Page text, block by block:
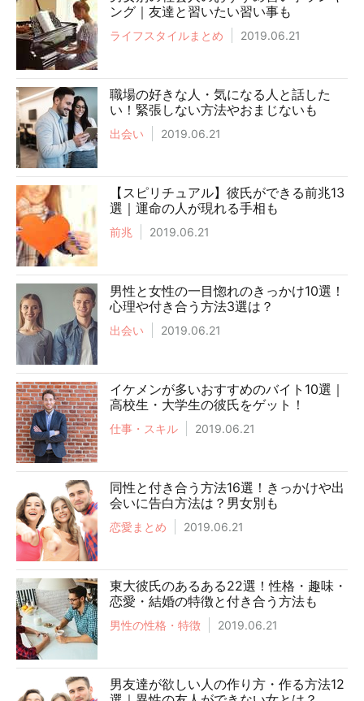
ング｜友達と習いたい習い事も
ライフスタイルまとめ 2019.06.21
職場の好きな人・気になる人と話した
い！緊張しない方法やおまじないも
出会い 2019.06.21
【スピリチュアル】彼氏ができる前兆13
選｜運命の人が現れる手相も
前兆 2019.06.21
男性と女性の一目惚れのきっかけ10選！
心理や付き合う方法3選は？
出会い 2019.06.21
イケメンが多いおすすめのバイト10選｜
高校生・大学生の彼氏をゲット！
仕事・スキル 2019.06.21
同性と付き合う方法16選！きっかけや出
会いに告白方法は？男女別も
恋愛まとめ 2019.06.21
東大彼氏のあるある22選！性格・趣味・
恋愛・結婚の特徴と付き合う方法も
男性の性格・特徴 2019.06.21
男友達が欲しい人の作り方・作る方法12